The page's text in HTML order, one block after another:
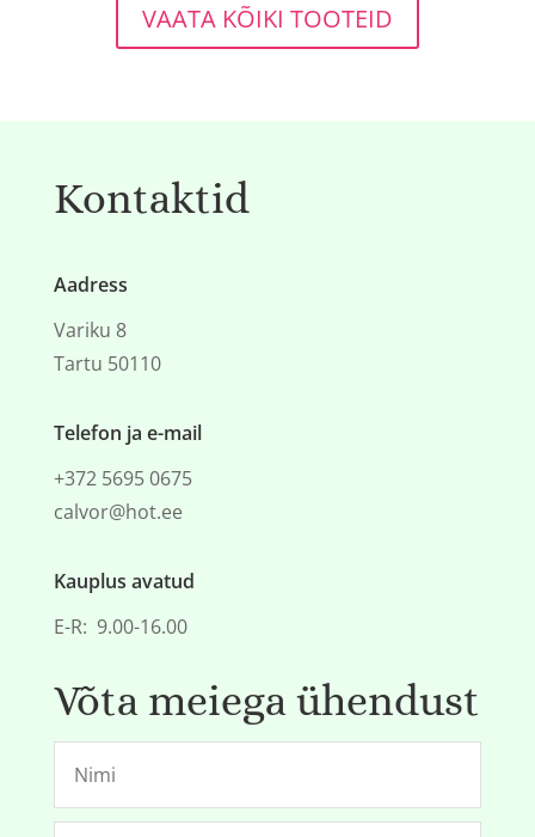
VAATA KÕIKI TOOTEID
Kontaktid
Aadress
Variku 8
Tartu 50110
Telefon ja e-mail
+372 5695 0675
calvor@hot.ee
Kauplus avatud
E-R: 9.00-16.00
Võta meiega ühendust